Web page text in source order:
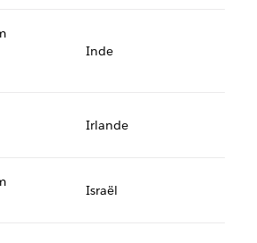
Inde
Irlande
Israël